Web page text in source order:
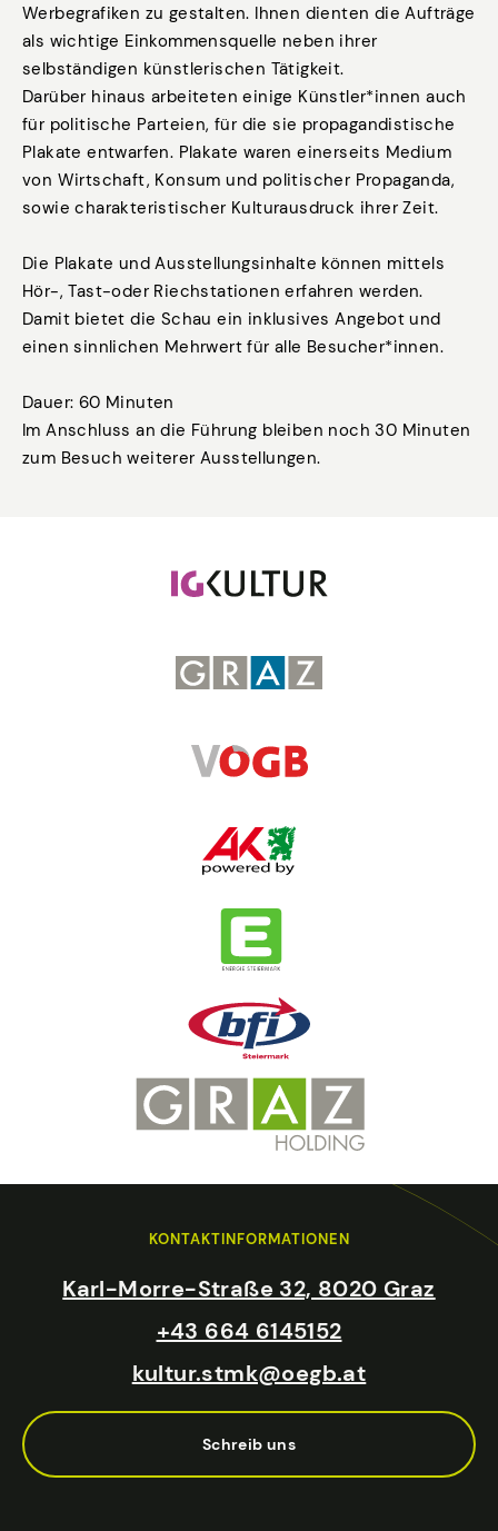
Werbegrafiken zu gestalten. Ihnen dienten die Aufträge
als wichtige Einkommensquelle neben ihrer
selbständigen künstlerischen Tätigkeit.
Darüber hinaus arbeiteten einige Künstler*innen auch
für politische Parteien, für die sie propagandistische
Plakate entwarfen. Plakate waren einerseits Medium
von Wirtschaft, Konsum und politischer Propaganda,
sowie charakteristischer Kulturausdruck ihrer Zeit.
Die Plakate und Ausstellungsinhalte können mittels
Hör-, Tast-oder Riechstationen erfahren werden.
Damit bietet die Schau ein inklusives Angebot und
einen sinnlichen Mehrwert für alle Besucher*innen.
Dauer: 60 Minuten
Im Anschluss an die Führung bleiben noch 30 Minuten
zum Besuch weiterer Ausstellungen.
KONTAKTINFORMATIONEN
Karl-Morre-Straße 32, 8020 Graz
+43 664 6145152
kultur.stmk@oegb.at
Schreib uns